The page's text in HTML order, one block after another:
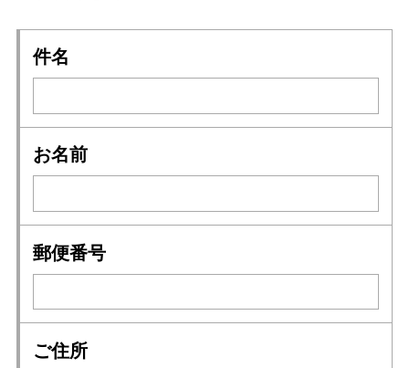
件名
お名前
郵便番号
ご住所